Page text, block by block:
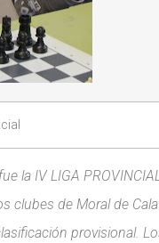
la IV LIGA
clubes de Moral de
provisional.